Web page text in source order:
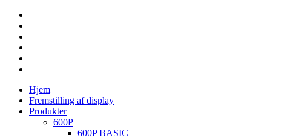
Hjem
Fremstilling af display
Produkter
600P
600P BASIC